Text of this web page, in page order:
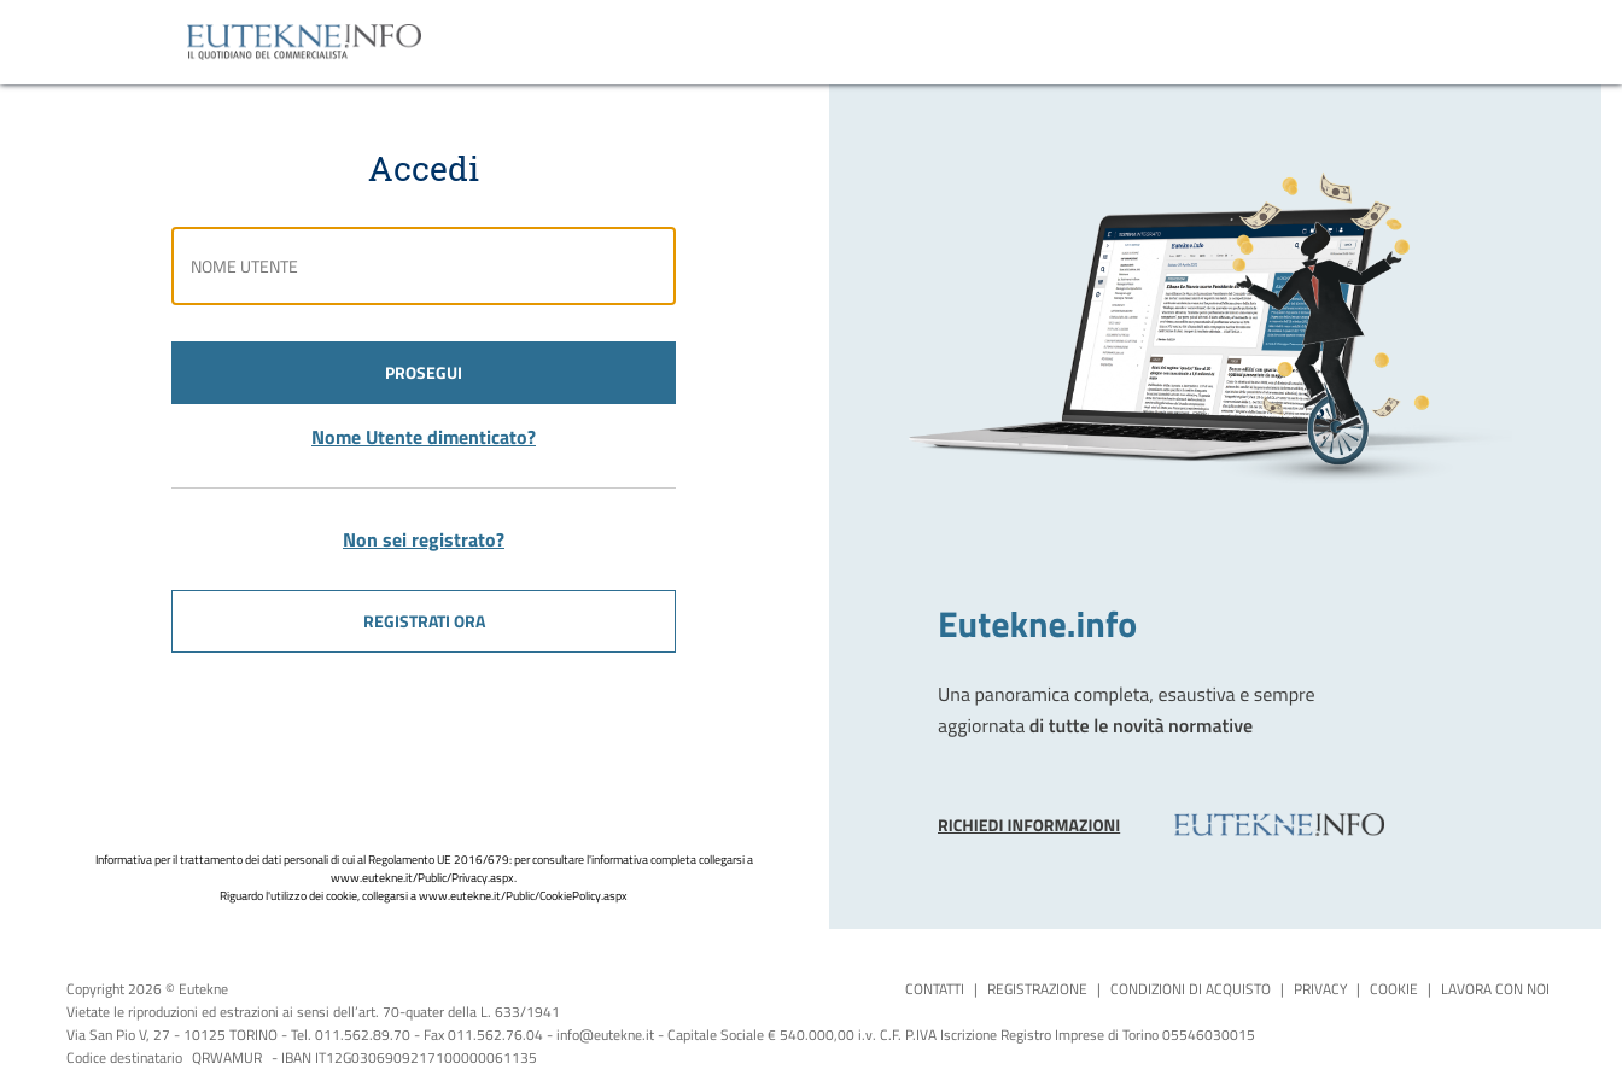
Accedi
PROSEGUI
Nome Utente dimenticato?
Non sei registrato?
REGISTRATI ORA
Informativa per il trattamento dei dati personali di cui al Regolamento UE 2016/679: per consultare l'informativa completa collegarsi a
www.eutekne.it/Public/Privacy.aspx.
Riguardo l'utilizzo dei cookie, collegarsi awww.eutekne.it/Public/CookiePolicy.aspx
Copyright 2026 © Eutekne
Vietate le riproduzioni ed estrazioni ai sensi dell’art. 70-quater della L. 633/1941
CONTATTI | REGISTRAZIONE | CONDIZIONI DI ACQUISTO | PRIVACY | COOKIE | LAVORA CON NOI
Via San Pio V, 27 - 10125 TORINO - Tel. 011.562.89.70 - Fax 011.562.76.04 - info@eutekne.it - Capitale Sociale € 540.000,00 i.v. C.F. P.IVA Iscrizione Registro Imprese di Torino 05546030015
Codice destinatario QRWAMUR - IBAN IT12G0306909217100000061135